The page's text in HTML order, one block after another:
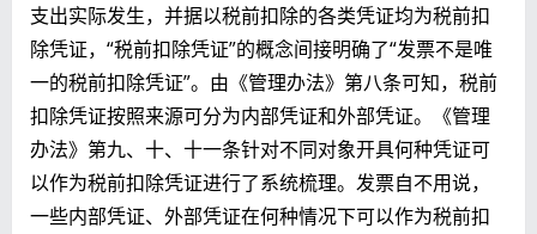
支出实际发生，并据以税前扣除的各类凭证均为税前扣
除凭证，“税前扣除凭证”的概念间接明确了“发票不是唯
一的税前扣除凭证”。由《管理办法》第八条可知，税前
扣除凭证按照来源可分为内部凭证和外部凭证。《管理
办法》第九、十、十一条针对不同对象开具何种凭证可
以作为税前扣除凭证进行了系统梳理。发票自不用说，
一些内部凭证、外部凭证在何种情况下可以作为税前扣